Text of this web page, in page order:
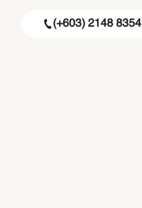
(+603) 2148 8354